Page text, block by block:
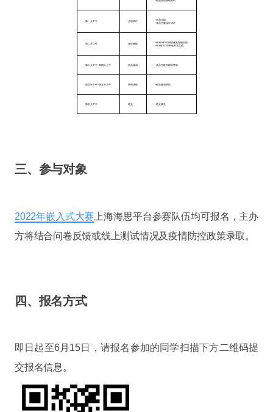
第一天下午 分组研讨
• 学员分组
• 作品方案设计研讨
第二天上午 宣讲赋能
• Hi3516DV300媒体及智能实战
• Hi3861V100外设开发实战
第二天下午~第四天上午 作品实训 • 作品开发与辅导答疑
第四天下午~第五天上午 答辩演练 • 作品路演答辩
第五天下午 结业 • 结业典礼
三、参与对象
2022年嵌入式大赛 上海海思平台参赛队伍均可报名，主办
方将结合问卷反馈或线上测试情况及疫情防控政策录取。
四、报名方式
即日起至6月15日，请报名参加的同学扫描下方二维码提
交报名信息。